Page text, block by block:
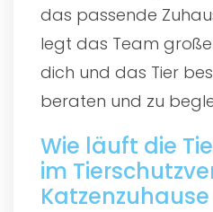
das passende
legt das Team
dich und das Tier
beraten und zu
Wie läuft die
im
Katzenzuhause